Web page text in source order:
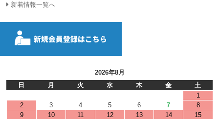
新着情報一覧へ
2026年8月
日
月 火 水 木 金
土
1
2
3 4 5 6 7
8
9
10 11 12 13 14
15